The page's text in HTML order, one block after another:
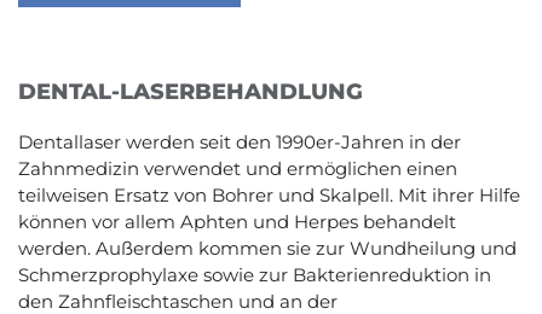
DENTAL-LASERBEHANDLUNG
Dentallaser werden seit den 1990er-Jahren in der
Zahnmedizin verwendet und ermöglichen einen
teilweisen Ersatz von Bohrer und Skalpell. Mit ihrer Hilfe
können vor allem Aphten und Herpes behandelt
werden. Außerdem kommen sie zur Wundheilung und
Schmerzprophylaxe sowie zur Bakterienreduktion in
den Zahnfleischtaschen und an der